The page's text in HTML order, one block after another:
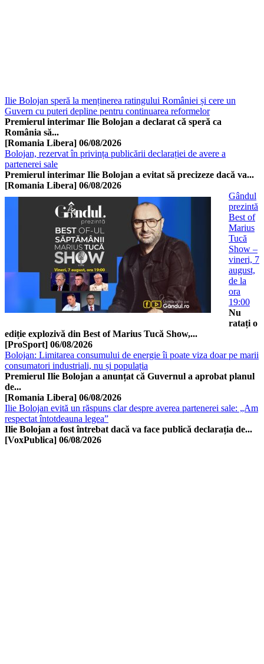
Ilie Bolojan speră la menținerea ratingului României și cere un
Guvern cu puteri depline pentru continuarea reformelor
Premierul interimar Ilie Bolojan a declarat că speră ca
România să...
[Romania Libera] 06/08/2026
Bolojan, rezervat în privința publicării declarației de avere a
partenerei sale
Premierul interimar Ilie Bolojan a evitat să precizeze dacă va...
[Romania Libera] 06/08/2026
Gândul
prezintă
Best of
Marius
Tucă
Show –
vineri, 7
august,
de la
ora
19:00
Nu
ratați o
ediție explozivă din Best of Marius Tucă Show,...
[ProSport] 06/08/2026
Bolojan: Limitarea consumului de energie îi poate viza doar pe marii
consumatori industriali, nu și populația
Premierul Ilie Bolojan a anunțat că Guvernul a aprobat planul
de...
[Romania Libera] 06/08/2026
Ilie Bolojan evită un răspuns clar despre averea partenerei sale: „Am
respectat întotdeauna legea”
Ilie Bolojan a fost întrebat dacă va face publică declarația de...
[VoxPublica] 06/08/2026